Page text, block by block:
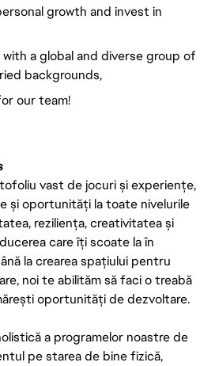
growth and invest in
a global and diverse group of
backgrounds,
our team!
vast de jocuri și experiențe,
și oportunități la toate nivelurile
reziliența, creativitatea și
care îți scoate la în
la crearea spațiului pentru
noi te abilităm să faci o treabă
oportunități de dezvoltare.
a programelor noastre de
pe starea de bine fizică,